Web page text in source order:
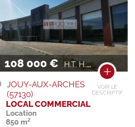
108 000 € H.T. H.C. / AN
VOIR LE
DESCRIPTIF
JOUY-AUX-ARCHES
(57130)
LOCAL COMMERCIAL
Location
850 m²